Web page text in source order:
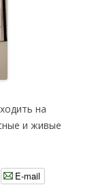
на
и живые
E-mail